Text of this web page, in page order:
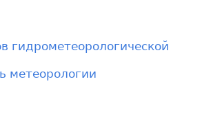
гидрометеорологической
метеорологии